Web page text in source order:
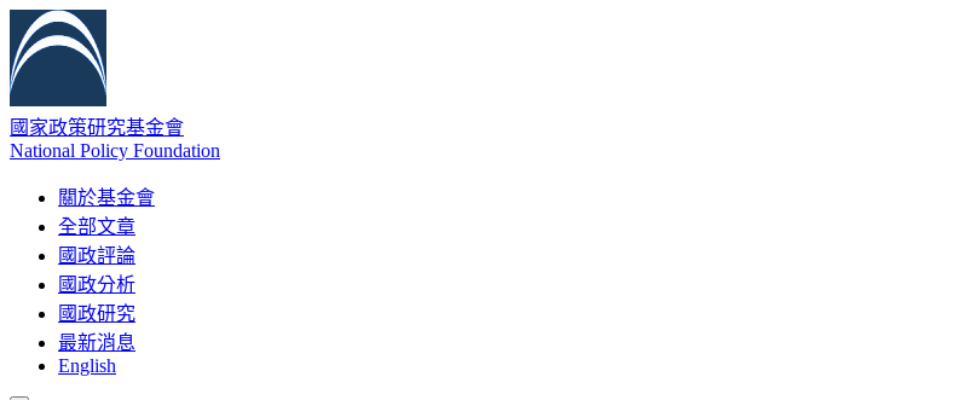
國家政策研究基金會
National Policy Foundation
關於基金會
全部文章
國政評論
國政分析
國政研究
最新消息
English